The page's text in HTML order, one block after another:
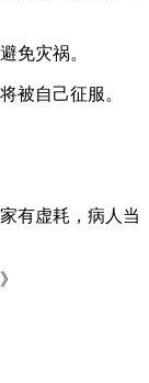
免灾祸。
自己征服。
有虚耗，病人当